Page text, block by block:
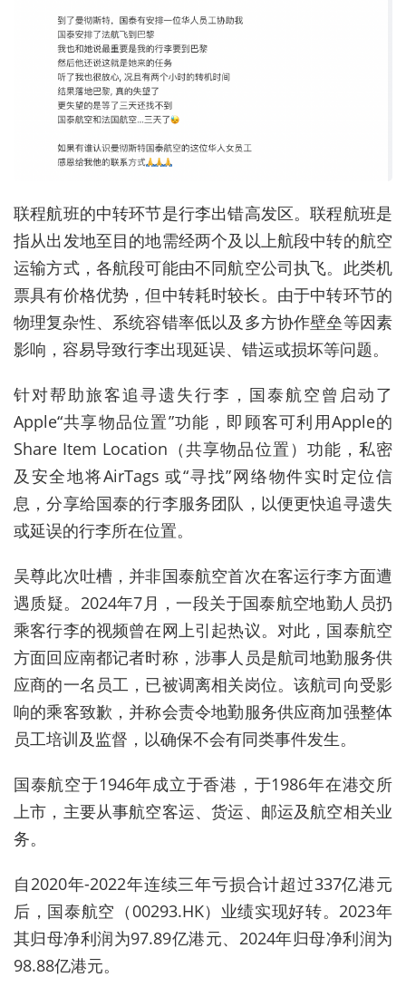
联程航班的中转环节是行李出错高发区。联程航班是
指从出发地至目的地需经两个及以上航段中转的航空
运输方式，各航段可能由不同航空公司执飞。此类机
票具有价格优势，但中转耗时较长。由于‌中转环节的
物理复杂性‌、‌ 系统容错率低‌以及‌ 多方协作壁垒‌等因素
影响，容易导致行李出现延误、错运或损坏等问题。
针对帮助旅客追寻遗失行李，国泰航空曾启动了
Apple“共享物品位置”功能 ，即顾客可利用Apple的
Share Item Location（共享物品位置）功能，私密
及安全地将AirTags 或“寻找”网络物件实时定位信
息，分享给国泰的行李服务团队，以便更快追寻遗失
或延误的行李所在位置。
吴尊此次吐槽，并非国泰航空首次在客运行李方面遭
遇质疑。2024年7月，一段关于国泰航空地勤人员扔
乘客行李的视频曾在网上引起热议。对此，国泰航空
方面回应南都记者时称，涉事人员是航司地勤服务供
应商的一名员工，已被调离相关岗位。该航司向受影
响的乘客致歉，并称会责令地勤服务供应商加强整体
员工培训及监督，以确保不会有同类事件发生。
国泰航空于1946年成立于香港 ，于1986年在港交所
上市，主要从事航空客运、货运、邮运及航空相关业
务。
自2020年-2022年连续三年亏损合计超过337亿港元
后，国泰航空（ 00293.HK）业绩实现好转。2023年
其归母净利润为97.89亿港元、2024年归母净利润为
98.88亿港元。